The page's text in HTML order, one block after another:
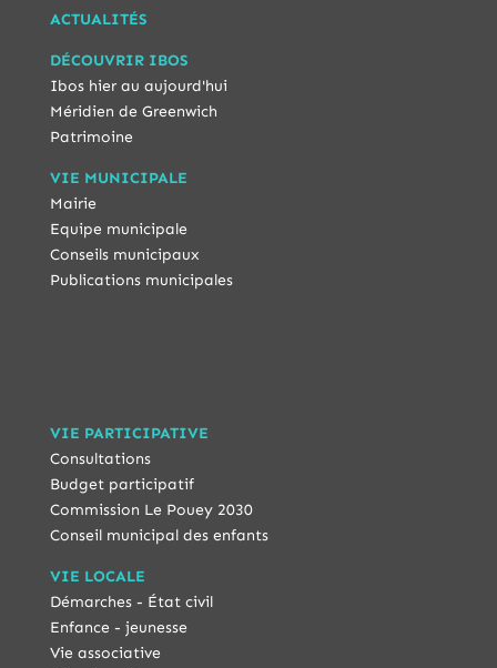
ACTUALITÉS
DÉCOUVRIR IBOS
Ibos hier au aujourd'hui
Méridien de Greenwich
Patrimoine
VIE MUNICIPALE
Mairie
Equipe municipale
Conseils municipaux
Publications municipales
VIE PARTICIPATIVE
Consultations
Budget participatif
Commission Le Pouey 2030
Conseil municipal des enfants
VIE LOCALE
Démarches - État civil
Enfance - jeunesse
Vie associative